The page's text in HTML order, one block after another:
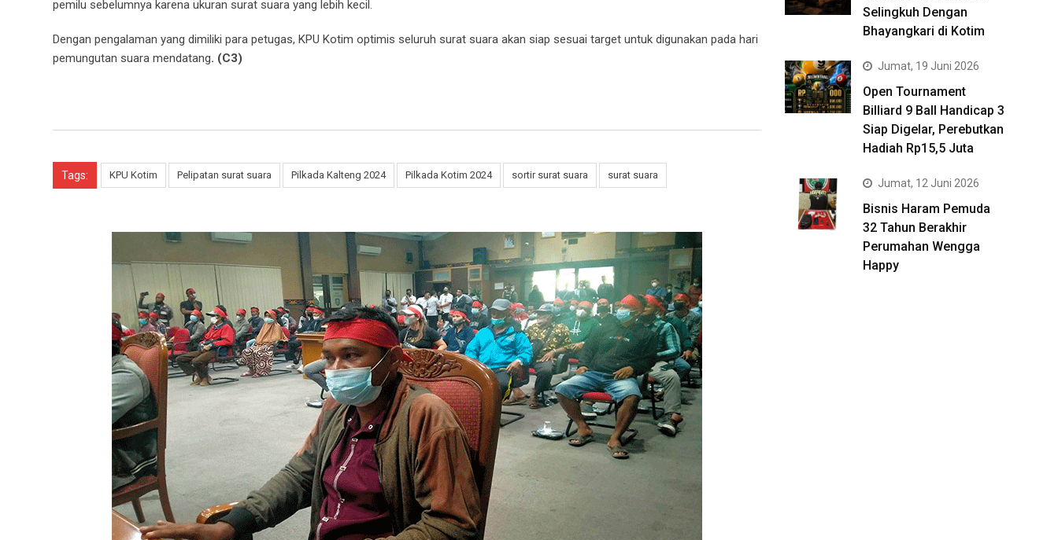
pemilu sebelumnya karena ukuran surat suara yang lebih kecil.
Dengan pengalaman yang dimiliki para petugas, KPU Kotim optimis seluruh surat suara akan siap sesuai target untuk digunakan pada hari
pemungutan suara mendatang. (C3)
Tags: KPU Kotim Pelipatan surat suara Pilkada Kalteng 2024 Pilkada Kotim 2024 sortir surat suara surat suara
Selingkuh Dengan
Bhayangkari di Kotim
Jumat, 19 Juni 2026
Open Tournament
Billiard 9 Ball Handicap 3
Siap Digelar, Perebutkan
Hadiah Rp15,5 Juta
Jumat, 12 Juni 2026
Bisnis Haram Pemuda
32 Tahun Berakhir
Perumahan Wengga
Happy